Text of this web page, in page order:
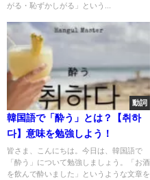
がる・恥ずかしがる」という...
動詞
韓国語で「酔う」とは？【취하
다】意味を勉強しよう！
皆さま、こんにちは。今日は、韓国語で
「酔う」について勉強しましょう。「お酒
を飲んで酔いました」というような文章を